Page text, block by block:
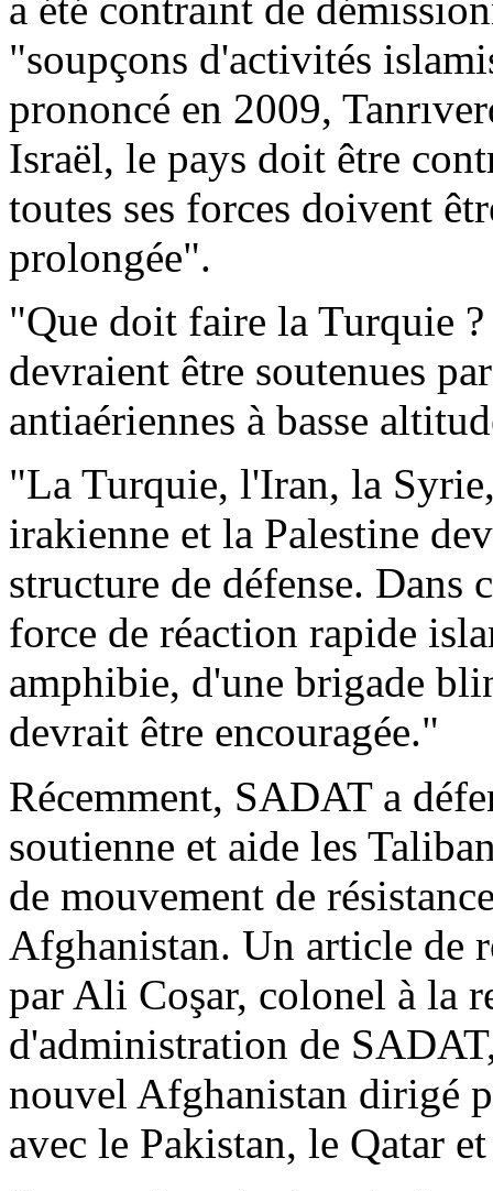
"soupçons d'activités
prononcé en 2009,
Israël, le pays doit être
toutes ses forces doivent
prolongée".
"Que doit faire la Turquie ?
devraient être soutenues
antiaériennes à basse
"La Turquie, l'Iran, la
irakienne et la Palestine
structure de défense. Dans
force de réaction rapide
amphibie, d'une brigade
devrait être encouragée."
Récemment, SADAT a
soutienne et aide les
de mouvement de
Afghanistan. Un article de
par Ali Coşar, colonel à la
d'administration de
nouvel Afghanistan dirigé
avec le Pakistan, le Qatar